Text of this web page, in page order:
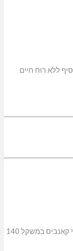
ללא רוח חיים
המשטרה: חשפנו ליד גיתה שדה עם 4,000 שתילי קאנביס במשקל 140